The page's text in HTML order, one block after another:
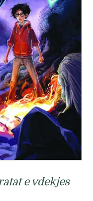
e vdekjes